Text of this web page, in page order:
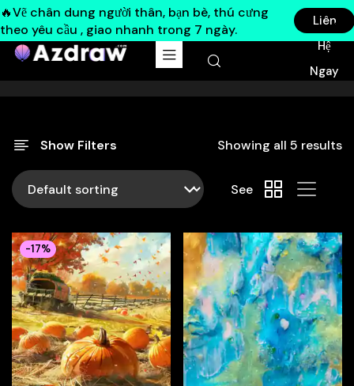
🔥Vẽ chân dung người thân, bạn bè, thú cưng
theo yêu cầu , giao nhanh trong 7 ngày.
Liên
Hệ
Ngay
Show Filters Showing all 5 results
See
-17%